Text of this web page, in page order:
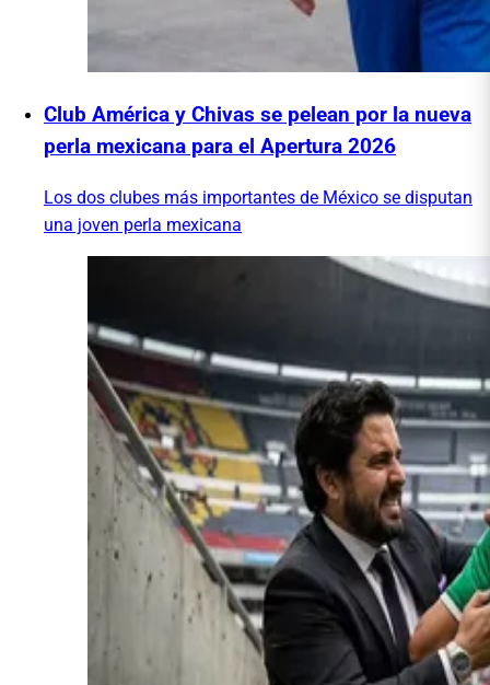
Club América y Chivas se pelean por la nueva
perla mexicana para el Apertura 2026
Los dos clubes más importantes de México se disputan
una joven perla mexicana